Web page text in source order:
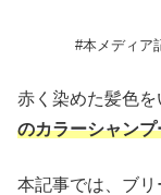
#本メディア
赤く染めた髪色を
のカラーシャン
本記事では、ブ